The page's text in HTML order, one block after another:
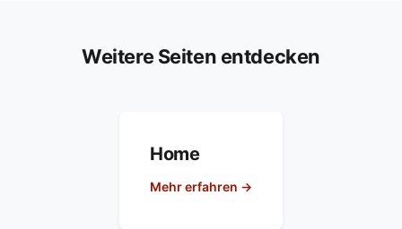
Weitere Seiten entdecken
Home
Mehr erfahren →